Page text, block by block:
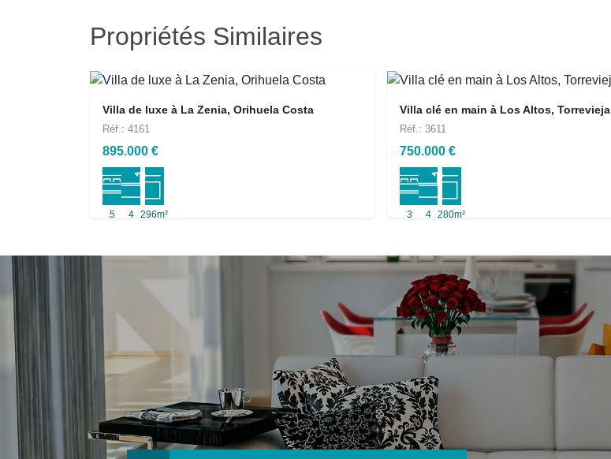
Propriétés Similaires
Villa de luxe à La Zenia, Orihuela Costa
Réf.: 4161
895.000 €
5 4 296m²
Villa clé en main à Los Altos, Torrevieja
Réf.: 3611
750.000 €
3 4 280m²